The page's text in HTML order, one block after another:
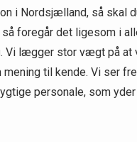
i Nordsjælland, så skal
så foregår det ligesom i
Vi lægger stor vægt på at
mening til kende. Vi ser
personale, som